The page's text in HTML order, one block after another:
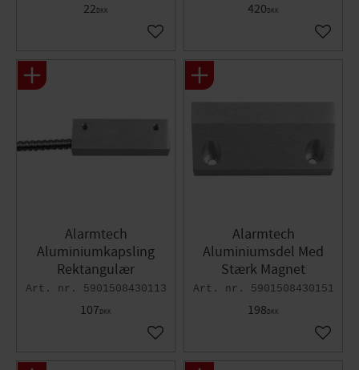
22DKK
Gem som favorit
420DKK
Gem
Alarmtech
Aluminiumkapsling
Rektangulær
5901508430113
107DKK
Gem som favorit
Alarmtech
Aluminiumsdel Med
Stærk Magnet
5901508430151
198DKK
Gem